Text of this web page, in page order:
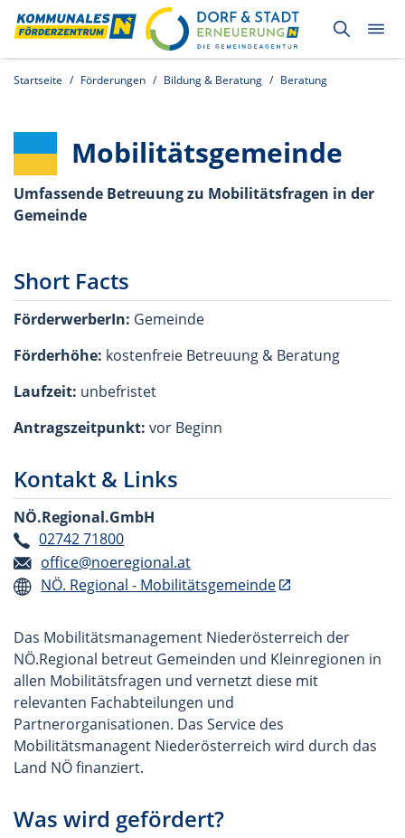
Startseite Förderungen Bildung & Beratung Beratung
Mobilitätsgemeinde
Umfassende Betreuung zu Mobilitätsfragen in der
Gemeinde
Short Facts
FörderwerberIn: Gemeinde
Förderhöhe: kostenfreie Betreuung & Beratung
Laufzeit: unbefristet
Antragszeitpunkt: vor Beginn
Kontakt & Links
NÖ.Regional.GmbH
02742 71800
office@noeregional.at
NÖ. Regional - Mobilitätsgemeinde
Das Mobilitätsmanagement Niederösterreich der
NÖ.Regional betreut Gemeinden und Kleinregionen in
allen Mobilitätsfragen und vernetzt diese mit
relevanten Fachabteilungen und
Partnerorganisationen. Das Service des
Mobilitätsmanagent Niederösterreich wird durch das
Land NÖ finanziert.
Was wird gefördert?